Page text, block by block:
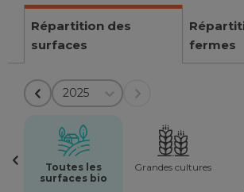
Répartition des
surfaces
fermes
2025
Toutes les
surfaces bio
Grandes cultures